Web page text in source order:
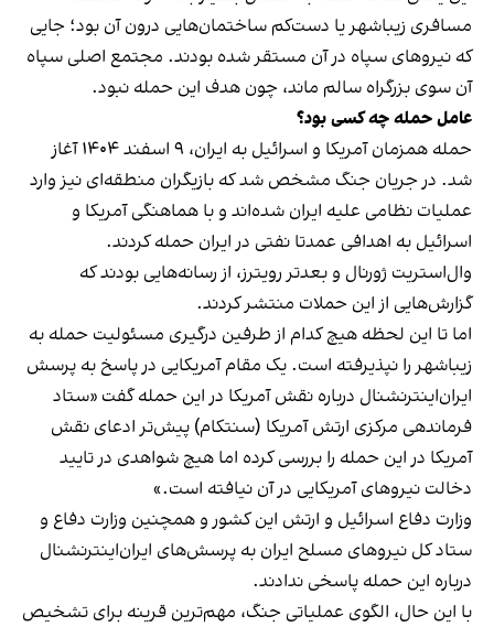
مسافری زیباشهر یا دست‌کم ساختمان‌هایی درون آن بود؛ جایی
که نیروهای سپاه در آن مستقر شده بودند. مجتمع اصلی سپاه
آن سوی بزرگراه سالم ماند، چون هدف این حمله نبود.
عامل حمله چه کسی بود؟
حمله همزمان آمریکا و اسرائیل به ایران، ۹ اسفند ۱۴۰۴ آغاز
شد. در جریان جنگ مشخص شد که بازیگران منطقه‌ای نیز وارد
عملیات نظامی علیه ایران شده‌اند و با هماهنگی آمریکا و
اسرائیل به اهدافی عمدتا نفتی در ایران حمله کردند.
وال‌استریت‌ ژورنال و بعدتررویترز، از رسانه‌هایی بودند که
گزارش‌هایی از این حملات منتشر کردند.
اما تا این لحظه هیچ کدام از طرفین درگیری مسئولیت حمله به
زیباشهر را نپذیرفته است. یک مقام آمریکایی در پاسخ به پرسش
ایران‌اینترنشنال درباره نقش آمریکا در این حمله گفت «ستاد
فرماندهی مرکزی ارتش آمریکا (سنتکام) پیش‌تر ادعای نقش
آمریکا در این حمله را بررسی کرده اما هیچ شواهدی در تایید
دخالت نیروهای آمریکایی در آن نیافته است.»
وزارت دفاع اسرائیل و ارتش این کشور و همچنین وزارت دفاع و
ستاد کل نیروهای مسلح ایران به پرسش‌های ایران‌اینترنشنال
درباره این حمله پاسخی ندادند.
با این حال، الگوی عملیاتی جنگ، مهم‌ترین قرینه برای تشخیص